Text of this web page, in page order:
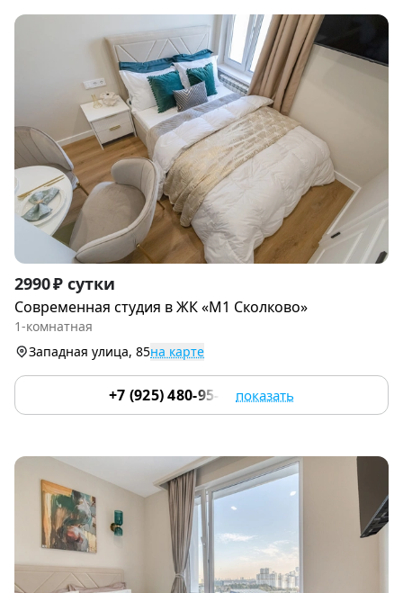
Item
1
of
2990 ₽ сутки
Современная студия в ЖК «М1 Сколково»
1-комнатная
Западная улица, 85на карте
+7 (925) 480-95-17 показать